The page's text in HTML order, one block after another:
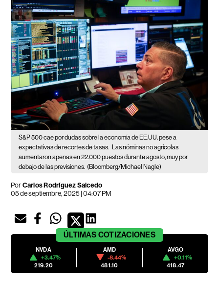
S&P 500 cae por dudas sobre la economía de EE.UU. pese a
expectativas de recortes de tasas.
Las nóminas no agrícolas
aumentaron apenas en 22.000 puestos durante agosto, muy por
debajo de las previsiones. (Bloomberg/Michael Nagle)
PorCarlos Rodríguez Salcedo
05 de septiembre, 2025 | 04:07 PM
ÚLTIMAS COTIZACIONES
NVDA
+3.47%
219.20
AMD
-8.44%
481.10
AVGO
+0.11%
418.47